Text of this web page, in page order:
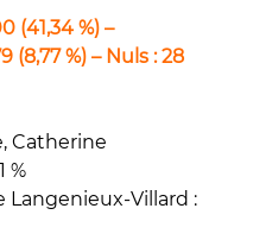
(41,34 %) –
(8,77 %) – Nuls : 28
Catherine
%
Langenieux-Villard :